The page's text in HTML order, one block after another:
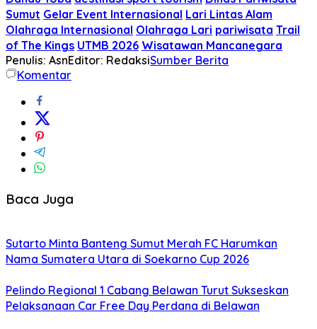
Sumut Gelar Event Internasional Lari Lintas Alam
Olahraga Internasional Olahraga Lari pariwisata Trail
of The Kings UTMB 2026 Wisatawan Mancanegara
Penulis: AsnEditor: RedaksiSumber Berita
Komentar
Baca Juga
Sutarto Minta Banteng Sumut Merah FC Harumkan
Nama Sumatera Utara di Soekarno Cup 2026
Pelindo Regional 1 Cabang Belawan Turut Sukseskan
Pelaksanaan Car Free Day Perdana di Belawan